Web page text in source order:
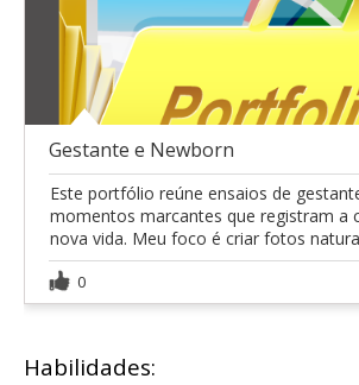
Gestante e Newborn
Este portfólio reúne ensaios de
momentos marcantes que registram a
nova vida. Meu foco é criar fotos
0
Habilidades: